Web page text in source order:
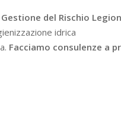
Gestione del Rischio
idrica
Facciamo consulenze a